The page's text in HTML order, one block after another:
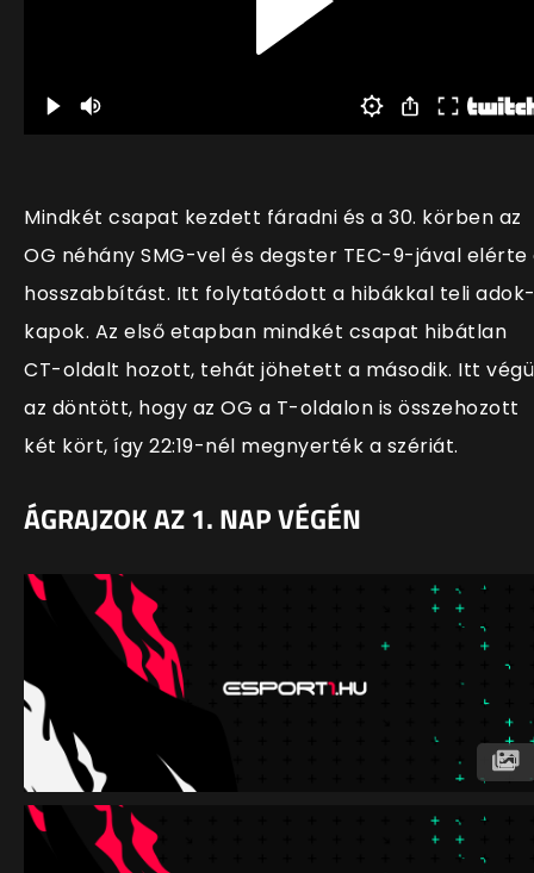
Mindkét csapat kezdett fáradni és a 30. körben az
OG néhány SMG-vel és degster TEC-9-jával elérte
hosszabbítást. Itt folytatódott a hibákkal teli
kapok. Az első etapban mindkét csapat hibátlan
CT-oldalt hozott, tehát jöhetett a második. Itt
az döntött, hogy az OG a T-oldalon is összehozott
két kört, így 22:19-nél megnyerték a szériát.
ÁGRAJZOK AZ 1. NAP VÉGÉN